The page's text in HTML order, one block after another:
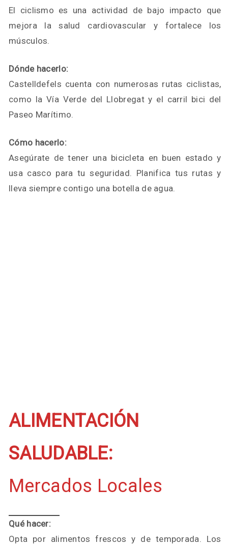
El ciclismo es una actividad de bajo impacto que
mejora la salud cardiovascular y fortalece los
músculos.
Dónde hacerlo:
Castelldefels cuenta con numerosas rutas ciclistas,
como la Vía Verde del Llobregat y el carril bici del
Paseo Marítimo.
Cómo hacerlo:
Asegúrate de tener una bicicleta en buen estado y
usa casco para tu seguridad. Planifica tus rutas y
lleva siempre contigo una botella de agua.
ALIMENTACIÓN
SALUDABLE:
Mercados Locales
Qué hacer:
Opta por alimentos frescos y de temporada. Los